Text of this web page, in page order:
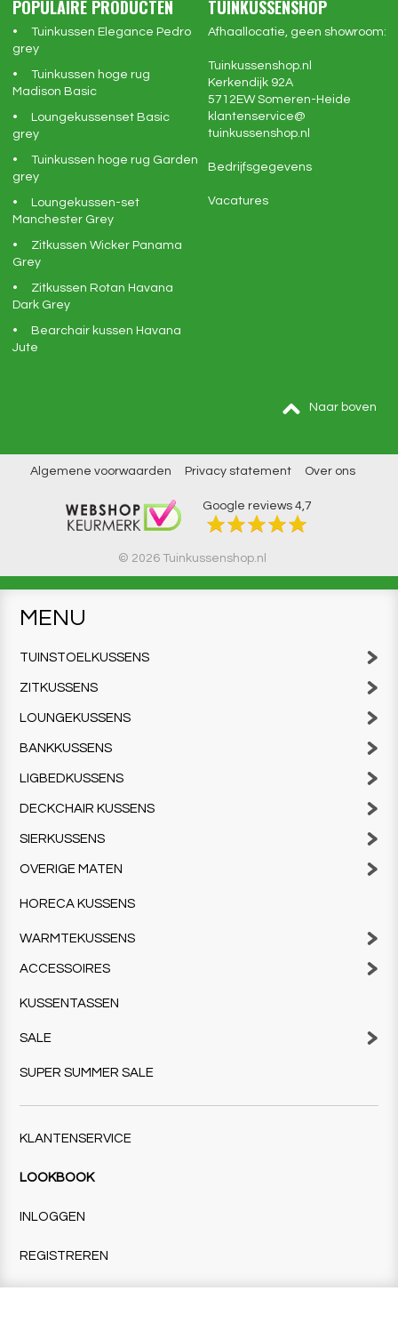
POPULAIRE PRODUCTEN
Tuinkussen Elegance Pedro
grey
Tuinkussen hoge rug
Madison Basic
Loungekussenset Basic
grey
Tuinkussen hoge rug Garden
grey
Loungekussen-set
Manchester Grey
Zitkussen Wicker Panama
Grey
Zitkussen Rotan Havana
Dark Grey
Bearchair kussen Havana
Jute
TUINKUSSENSHOP
Afhaallocatie, geen showroom:
Tuinkussenshop.nl
Kerkendijk 92A
5712EW Someren-Heide
klantenservice@
tuinkussenshop.nl
Bedrijfsgegevens
Vacatures
Naar boven
Algemene voorwaarden Privacy statement Over ons
Google reviews 4,7
© 2026 Tuinkussenshop.nl
MENU
TUINSTOELKUSSENS
ZITKUSSENS
LOUNGEKUSSENS
BANKKUSSENS
LIGBEDKUSSENS
DECKCHAIR KUSSENS
SIERKUSSENS
OVERIGE MATEN
HORECA KUSSENS
WARMTEKUSSENS
ACCESSOIRES
KUSSENTASSEN
SALE
SUPER SUMMER SALE
KLANTENSERVICE
LOOKBOOK
INLOGGEN
REGISTREREN